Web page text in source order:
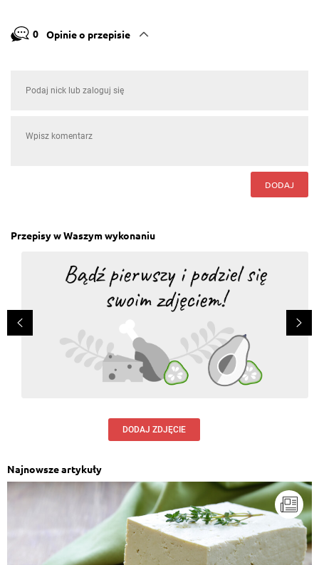
0 Opinie o przepisie
DODAJ
Przepisy w Waszym wykonaniu
DODAJ ZDJĘCIE
Najnowsze artykuły